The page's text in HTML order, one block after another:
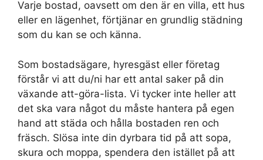
Varje bostad, oavsett om den är en villa, ett hus
eller en lägenhet, förtjänar en grundlig städning
som du kan se och känna.
Som bostadsägare, hyresgäst eller företag
förstår vi att du/ni har ett antal saker på din
växande att-göra-lista. Vi tycker inte heller att
det ska vara något du måste hantera på egen
hand att städa och hålla bostaden ren och
fräsch. Slösa inte din dyrbara tid på att sopa,
skura och moppa, spendera den istället på att